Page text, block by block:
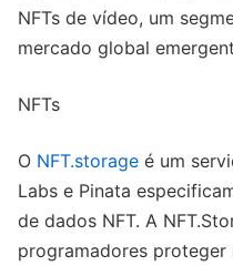
NFTs de vídeo, um
mercado global
NFTs
O NFT.storage é um
Labs e Pinata
de dados NFT. A
programadores proteger